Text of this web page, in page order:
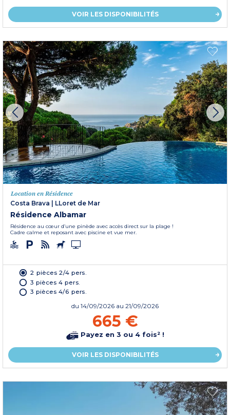
VOIR LES DISPONIBILITÉS
Location en Résidence
Costa Brava | LLoret de Mar
Résidence Albamar
Résidence au cœur d’une pinède avec accès direct sur la plage !
Cadre calme et reposant avec piscine et vue mer.
2 pièces 2/4 pers.
3 pièces 4 pers.
3 pièces 4/6 pers.
du 14/09/2026 au 21/09/2026
665 €
Payez en 3 ou 4 fois² !
VOIR LES DISPONIBILITÉS